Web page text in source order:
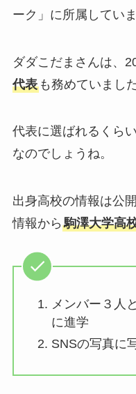
ーク」に所属していま
ダダこだまさんは、
代表も務めていました
代表に選ばれるくら
なのでしょうね。
出身高校の情報は公
情報から 駒澤大学高
メンバー３人
に進学
SNSの写真に